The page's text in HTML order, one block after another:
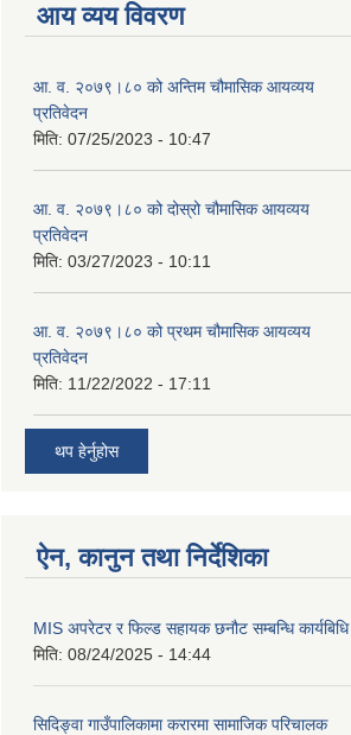
आय व्यय विवरण
आ. व. २०७९।८० को अन्तिम चौमासिक आयव्यय
प्रतिवेदन
मिति: 07/25/2023 - 10:47
आ. व. २०७९।८० को दोस्रो चौमासिक आयव्यय
प्रतिवेदन
मिति: 03/27/2023 - 10:11
आ. व. २०७९।८० को प्रथम चौमासिक आयव्यय
प्रतिवेदन
मिति: 11/22/2022 - 17:11
थप हेर्नुहोस
ऐन, कानुन तथा निर्देशिका
MIS अपरेटर र फिल्ड सहायक छनौट सम्बन्धि कार्यबिधि
मिति: 08/24/2025 - 14:44
सिदिङ्वा गाउँपालिकामा करारमा सामाजिक परिचालक